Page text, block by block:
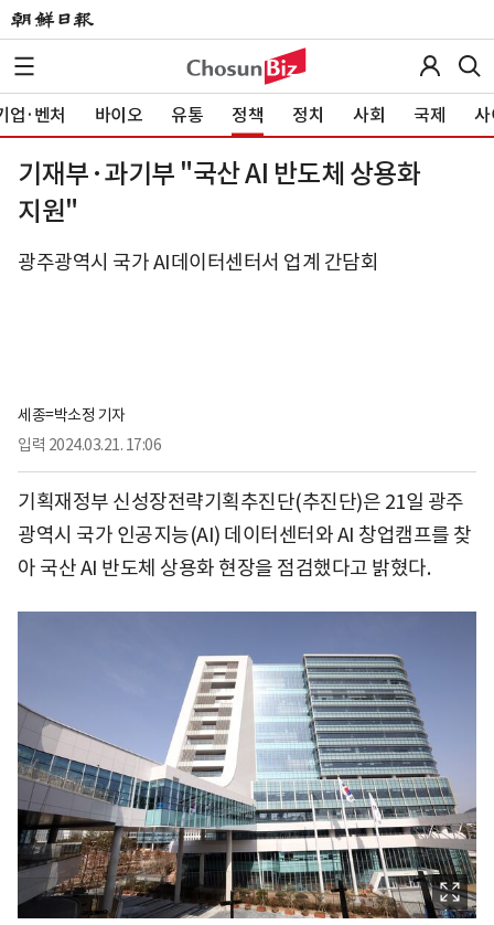
업·벤처 바이오 유통 정책 정치 사회 국제 사
기재부·과기부 "국산 AI 반도체 상용화
지원"
광주광역시 국가 AI데이터센터서 업계 간담회
세종=박소정 기자
입력 2024.03.21. 17:06
기획재정부 신성장전략기획추진단(추진단)은 21일 광주
광역시 국가 인공지능(AI) 데이터센터와 AI 창업캠프를 찾
아 국산 AI 반도체 상용화 현장을 점검했다고 밝혔다.